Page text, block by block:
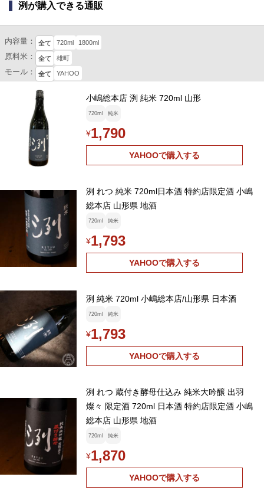
洌が購入できる通販
内容量： 全て 720ml 1800ml
原料米： 全て 雄町
モール： 全て YAHOO
小嶋総本店 洌 純米 720ml 山形
720ml 純米
¥1,790
YAHOOで購入する
洌 れつ 純米 720ml日本酒 特約店限定酒 小嶋
総本店 山形県 地酒
720ml 純米
¥1,793
YAHOOで購入する
洌 純米 720ml 小嶋総本店/山形県 日本酒
720ml 純米
¥1,793
YAHOOで購入する
洌 れつ 蔵付き酵母仕込み 純米大吟醸 出羽
燦々 限定酒 720ml 日本酒 特約店限定酒 小嶋
総本店 山形県 地酒
720ml 純米
¥1,870
YAHOOで購入する